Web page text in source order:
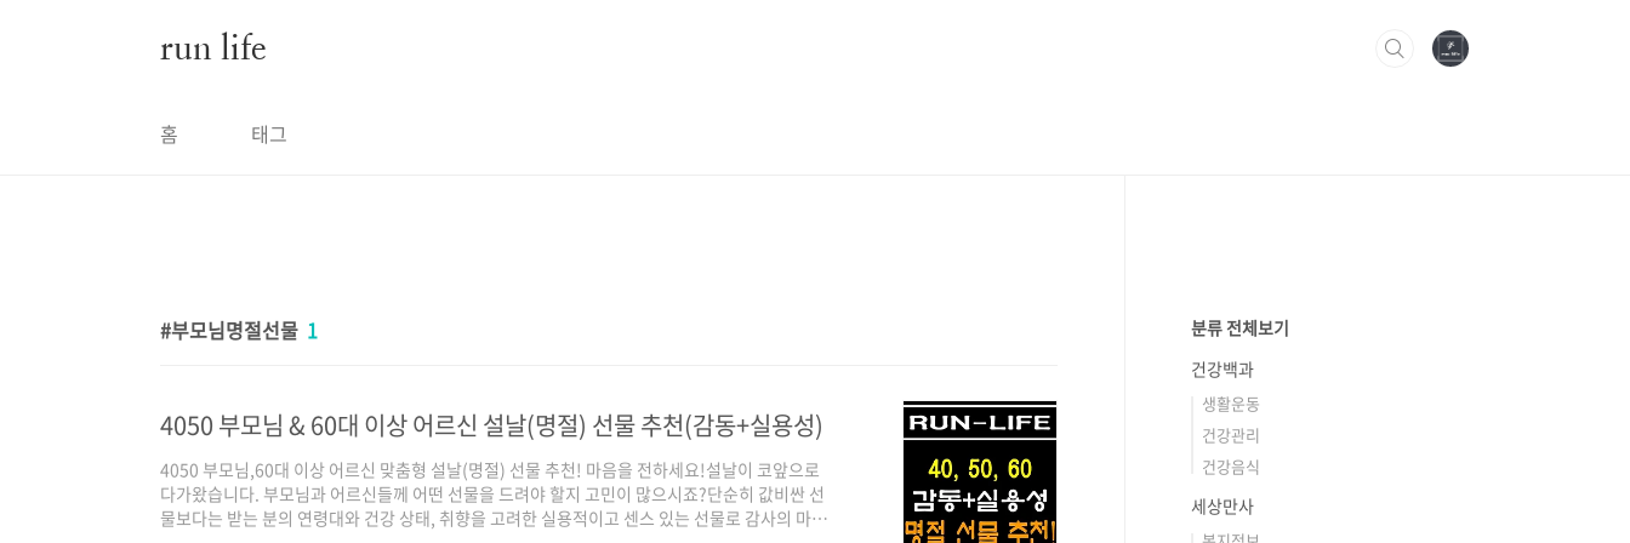
run life
홈 태그
부모님명절선물 1
4050 부모님 & 60대 이상 어르신 설날(명절) 선물 추천(감동+실용성)
4050 부모님,60대 이상 어르신 맞춤형 설날(명절) 선물 추천! 마음을 전하세요!설날이 코앞으로
다가왔습니다. 부모님과 어르신들께 어떤 선물을 드려야 할지 고민이 많으시죠?단순히 값비싼 선
물보다는 받는 분의 연령대와 건강 상태, 취향을 고려한 실용적이고 센스 있는 선물로 감사의 마음
분류 전체보기
건강백과
생활운동
건강관리
건강음식
세상만사